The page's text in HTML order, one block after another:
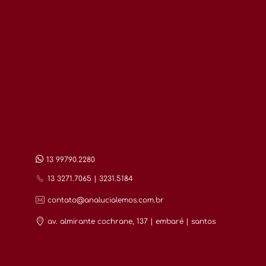
13 99790.2280
13 3271.7065 | 3231.5184
contato@analucialemos.com.br
av. almirante cochrane, 137 | embaré | santos